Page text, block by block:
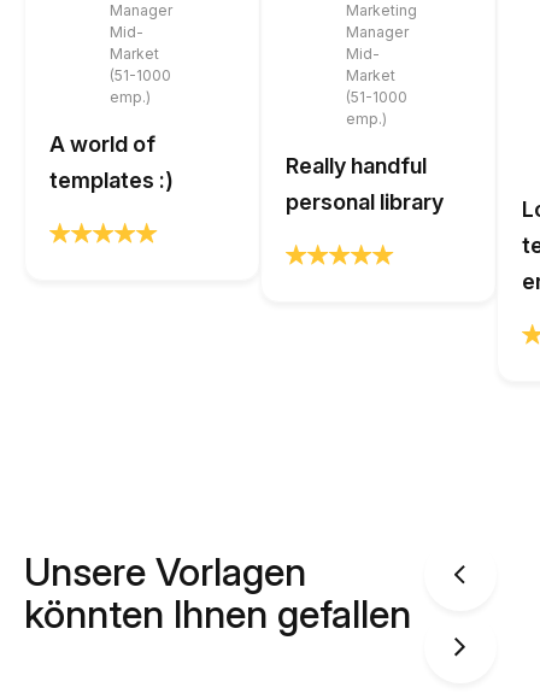
Manager
Mid-
Market
(51-1000
emp.)
A world of
templates :)
Marketing
Manager
Mid-
Market
(51-1000
emp.)
Really handful
personal library
Unsere Vorlagen
könnten Ihnen gefallen